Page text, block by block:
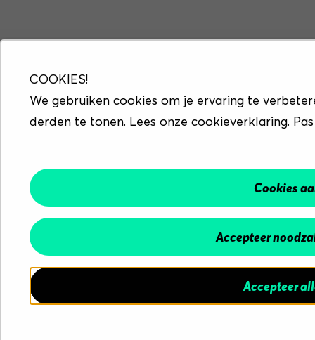
COOKIES!
We gebruiken cookies om je ervaring te
derden te tonen. Lees onze cookieverklaring.
Accepteer
Accepteer
Cookies